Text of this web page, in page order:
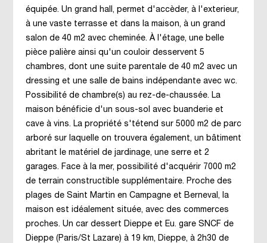
équipée. Un grand hall, permet d'accèder, à l'exterieur,
à une vaste terrasse et dans la maison, à un grand
salon de 40 m2 avec cheminée. À l'étage, une belle
pièce palière ainsi qu'un couloir desservent 5
chambres, dont une suite parentale de 40 m2 avec un
dressing et une salle de bains indépendante avec wc.
Possibilité de chambre(s) au rez-de-chaussée. La
maison bénéficie d'un sous-sol avec buanderie et
cave à vins. La propriété s'tétend sur 5000 m2 de parc
arboré sur laquelle on trouvera également, un bâtiment
abritant le matériel de jardinage, une serre et 2
garages. Face à la mer, possibilité d'acquérir 7000 m2
de terrain constructible supplémentaire. Proche des
plages de Saint Martin en Campagne et Berneval, la
maison est idéalement située, avec des commerces
proches. Un car dessert Dieppe et Eu. gare SNCF de
Dieppe (Paris/St Lazare) à 19 km, Dieppe, à 2h30 de